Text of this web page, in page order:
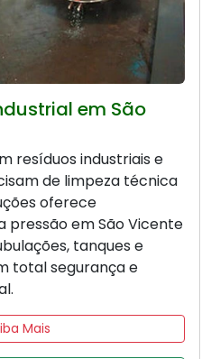
em São
resíduos industriais e
de limpeza técnica
oferece
em São Vicente
tanques e
total segurança e
Mais